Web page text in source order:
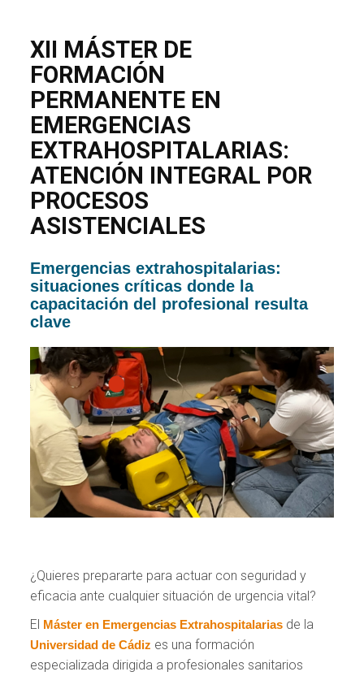
XII MÁSTER DE
FORMACIÓN
PERMANENTE EN
EMERGENCIAS
EXTRAHOSPITALARIAS:
ATENCIÓN INTEGRAL POR
PROCESOS
ASISTENCIALES
Emergencias extrahospitalarias:
situaciones críticas donde la
capacitación del profesional resulta
clave
¿Quieres prepararte para actuar con seguridad y
eficacia ante cualquier situación de urgencia vital?
El Máster en Emergencias Extrahospitalarias de la
Universidad de Cádiz es una formación
especializada dirigida a profesionales sanitarios